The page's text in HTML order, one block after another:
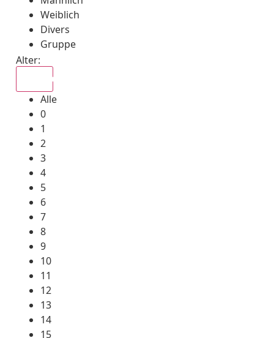
Weiblich
Divers
Gruppe
Alter:
Alle
0
1
2
3
4
5
6
7
8
9
10
11
12
13
14
15